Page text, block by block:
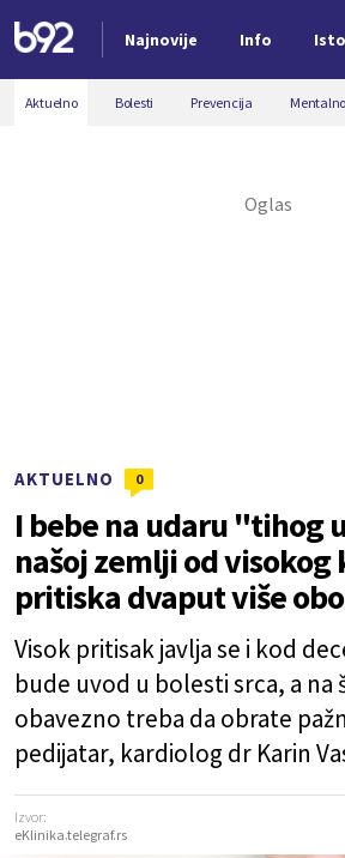
Najnovije Info
Nova vest
Aktuelno Bolesti Prevencija
AKTUELNO 0
I bebe na udaru "tihog
našoj zemlji od visokog
pritiska dvaput više
Visok pritisak javlja se i kod
bude uvod u bolesti srca, a na
obavezno treba da obrate
pedijatar, kardiolog dr Karin
Izvor:
eKlinika.telegraf.rs